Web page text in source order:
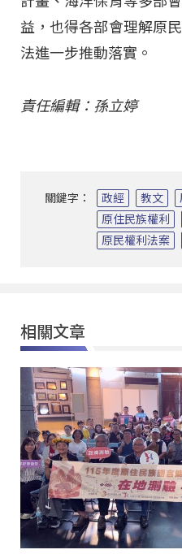
益，也得各部會理解原
法進一步推動落實。
責任編輯：孫立婷
關鍵字： 政經 教文
原住民族權利
原民權利法案
相關文章